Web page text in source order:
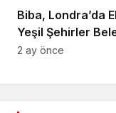
Biba, Londra’da
Yeşil Şehirler
Başkanları
2 ay önce